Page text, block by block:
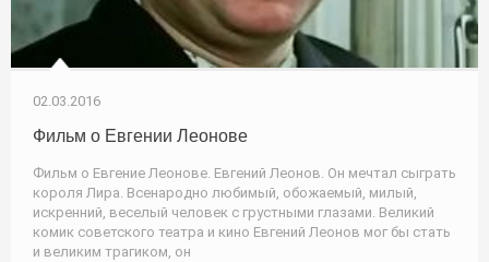
02.03.2016
Фильм о Евгении Леонове
Фильм о Евгение Леонове. Евгений Леонов. Он мечтал сыграть
короля Лира. Всенародно любимый, обожаемый, милый,
искренний, веселый человек с грустными глазами. Великий
комик советского театра и кино Евгений Леонов мог бы стать
и великим трагиком, он